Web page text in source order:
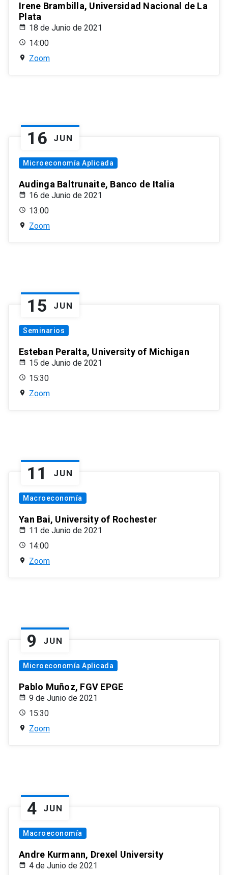
Irene Brambilla, Universidad Nacional de La
Plata
18 de Junio de 2021
14:00
Zoom
16 JUN
Microeconomía Aplicada
Audinga Baltrunaite, Banco de Italia
16 de Junio de 2021
13:00
Zoom
15 JUN
Seminarios
Esteban Peralta, University of Michigan
15 de Junio de 2021
15:30
Zoom
11 JUN
Macroeconomía
Yan Bai, University of Rochester
11 de Junio de 2021
14:00
Zoom
9 JUN
Microeconomía Aplicada
Pablo Muñoz, FGV EPGE
9 de Junio de 2021
15:30
Zoom
4 JUN
Macroeconomía
Andre Kurmann, Drexel University
4 de Junio de 2021